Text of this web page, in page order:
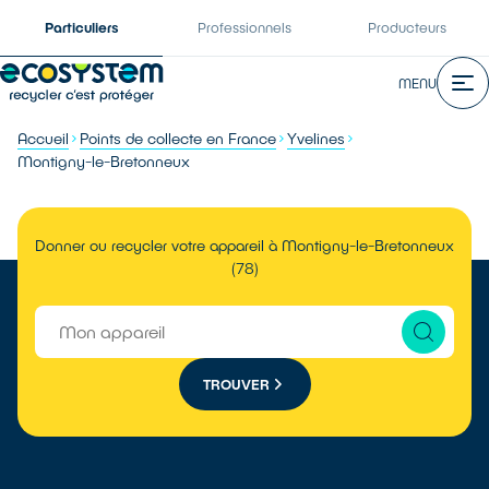
Particuliers Professionnels Producteurs
MENU
Accueil Points de collecte en France Yvelines
Montigny-le-Bretonneux
Donner ou recycler votre appareil à Montigny-le-Bretonneux
(78)
TROUVER